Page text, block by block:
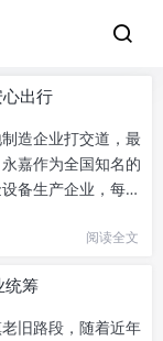
出行
造企业打交道，最
嘉作为全国知名的
备生产企业，每年
阅读全文
统筹
旧路段，随着近年